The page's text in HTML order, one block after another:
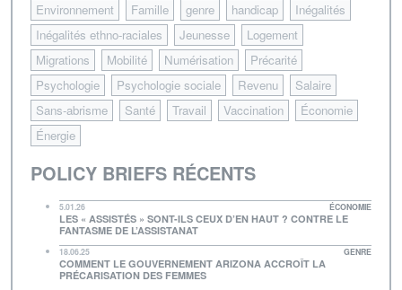
Environnement
Famille genre handicap
Inégalités
Inégalités ethno-raciales
Jeunesse
Logement
Migrations
Mobilité Numérisation
Précarité
Psychologie
Psychologie sociale Revenu
Salaire
Sans-abrisme
Santé Travail Vaccination
Économie
Énergie
POLICY BRIEFS RÉCENTS
5.01.26 ÉCONOMIE
LES « ASSISTÉS » SONT-ILS CEUX D’EN HAUT ? CONTRE LE
FANTASME DE L’ASSISTANAT
18.06.25 GENRE
COMMENT LE GOUVERNEMENT ARIZONA ACCROÎT LA
PRÉCARISATION DES FEMMES